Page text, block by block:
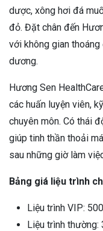
dược, xông hơi đá
đỏ. Đặt chân đến
với không gian
dương.
Hương Sen
các huấn luyện viên,
chuyên môn. Có thái
giúp tinh thần thoải
sau những giờ làm
Bảng giá liệu trình
Liệu trình VIP:
Liệu trình